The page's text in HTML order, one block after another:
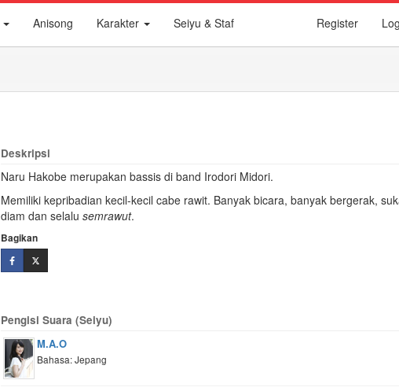
Register
Anisong Karakter Seiyu & Staf
Deskripsi
Naru Hakobe merupakan bassis di band Irodori Midori.
Memiliki kepribadian kecil-kecil cabe rawit. Banyak bicara, banyak bergerak,
diam dan selalu semrawut.
Bagikan
Pengisi Suara (Seiyu)
M.A.O
Bahasa: Jepang